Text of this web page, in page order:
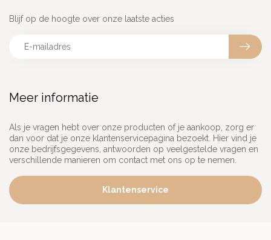
Meer informatie
Als je vragen hebt over onze producten of je aankoop, zorg er
dan voor dat je onze klantenservicepagina bezoekt. Hier vind je
onze bedrijfsgegevens, antwoorden op veelgestelde vragen en
verschillende manieren om contact met ons op te nemen.
Klantenservice
Blijf op de hoogte over onze laatste acties